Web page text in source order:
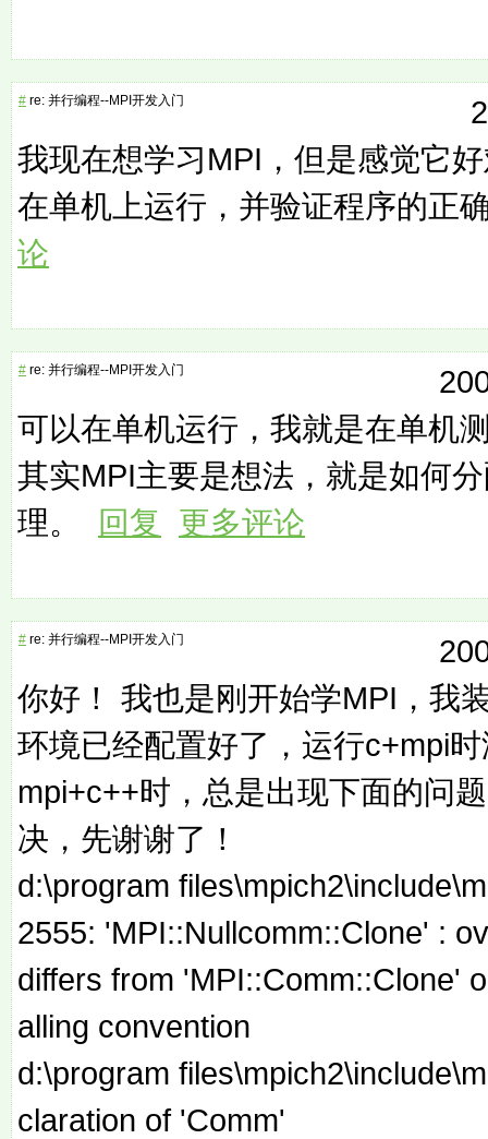
# re: 并行编程--MPI开发入门
我现在想学习MPI，但是感觉它
在单机上运行，并验证程序的正
论
# re: 并行编程--MPI开发入门
可以在单机运行，我就是在单机
其实MPI主要是想法，就是如何
理。 回复 更多评论
# re: 并行编程--MPI开发入门
你好！ 我也是刚开始学MPI，我
环境已经配置好了，运行c+mpi
mpi+c++时，总是出现下面的问
决，先谢谢了！
d:\program
2555: 'MPI::Nullcomm::Clone' :
differs from 'MPI::Comm::Clone'
alling convention
d:\program
claration of 'Comm'